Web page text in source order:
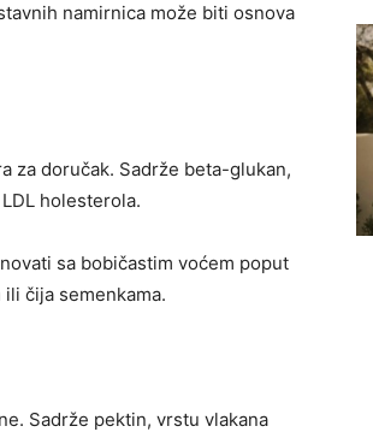
namirnica može biti osnova
za doručak. Sadrže beta-glukan,
holesterola.
sa bobičastim voćem poput
čija semenkama.
Sadrže pektin, vrstu vlakana